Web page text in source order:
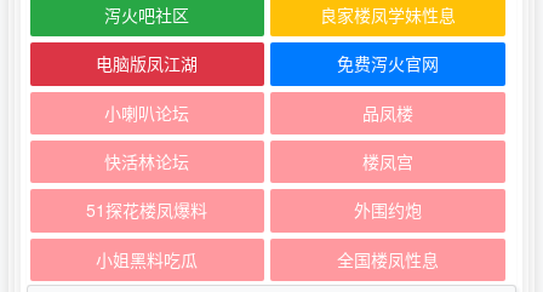
泻火吧社区 良家楼凤学妹性息
电脑版凤江湖 免费泻火官网
小喇叭论坛 品凤楼
快活林论坛 楼凤宫
51探花楼凤爆料 外围约炮
小姐黑料吃瓜
全国楼凤性息